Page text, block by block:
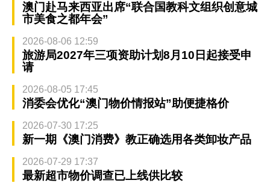
澳门赴马来西亚出席“联合国教科文组织创意城
市美食之都年会”
2026-08-06 12:59
旅游局2027年三项资助计划8月10日起接受申
请
2026-08-05 17:45
消委会优化“澳门物价情报站”助便捷格价
2026-07-30 17:25
新一期《澳门消费》教正确选用各类卸妆产品
2026-07-29 17:37
最新超市物价调查已上线供比较